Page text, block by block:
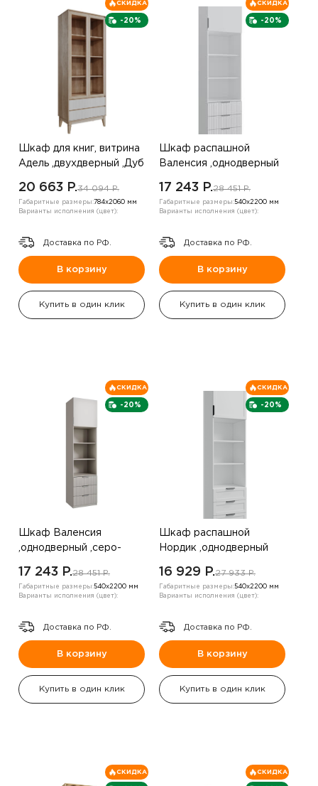
-20%
СКИДКА
Шкаф для книг, витрина
Адель ,двухдверный ,Дуб
20 663 P.34 094 P.
Габаритные размеры: 784х2060 мм
Варианты исполнения (цвет):
Доставка по РФ.
В корзину
Купить в один клик
-20%
СКИДКА
Шкаф распашной
Валенсия ,однодверный
17 243 P.28 451 P.
Габаритные размеры:540х2200 мм
Варианты исполнения (цвет):
Доставка по РФ.
В корзину
Купить в один клик
-20%
СКИДКА
Шкаф Валенсия
,однодверный ,серо-
17 243 P.28 451 P.
Габаритные размеры:540х2200 мм
Варианты исполнения (цвет):
Доставка по РФ.
В корзину
Купить в один клик
-20%
СКИДКА
Шкаф распашной
Нордик ,однодверный
16 929 P.27 933 P.
Габаритные размеры:540х2200 мм
Варианты исполнения (цвет):
Доставка по РФ.
В корзину
Купить в один клик
СКИДКА СКИДКА